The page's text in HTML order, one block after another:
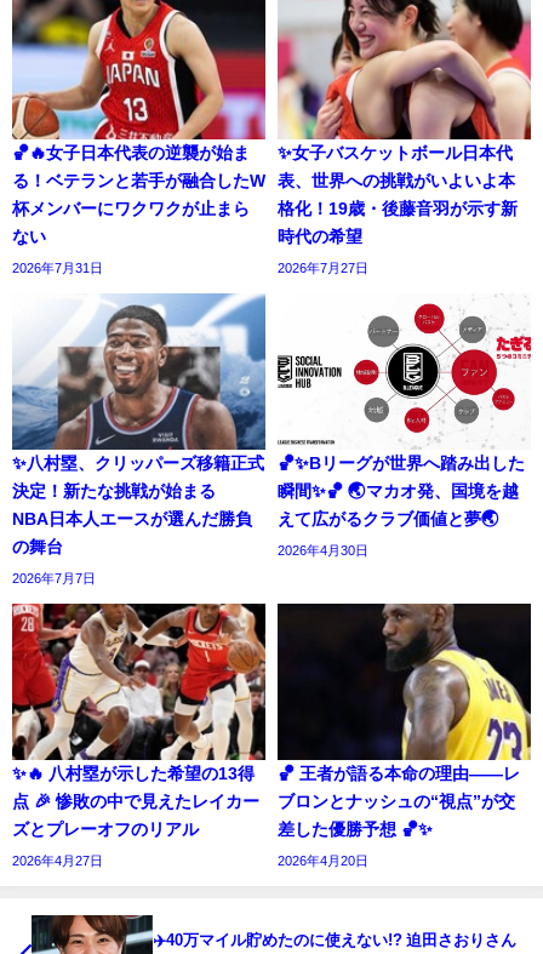
🏀🔥女子日本代表の逆襲が始ま
る！ベテランと若手が融合したW
杯メンバーにワクワクが止まら
ない
2026年7月31日
✨女子バスケットボール日本代
表、世界への挑戦がいよいよ本
格化！19歳・後藤音羽が示す新
時代の希望
2026年7月27日
✨八村塁、クリッパーズ移籍正式
決定！新たな挑戦が始まる
NBA日本人エースが選んだ勝負
の舞台
2026年7月7日
🏀✨Bリーグが世界へ踏み出した
瞬間✨🏀 🌏マカオ発、国境を越
えて広がるクラブ価値と夢🌏
2026年4月30日
✨🔥 八村塁が示した希望の13得
点 🎉 惨敗の中で見えたレイカー
ズとプレーオフのリアル
2026年4月27日
🏀 王者が語る本命の理由――レ
ブロンとナッシュの“視点”が交
差した優勝予想 🏀✨
2026年4月20日
✈️40万マイル貯めたのに使えない!? 迫田さおりさん